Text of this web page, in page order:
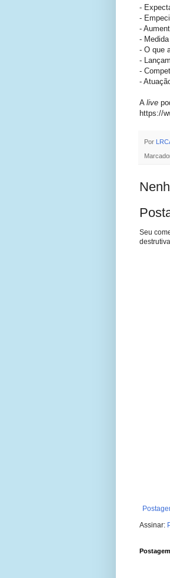
-
-
-
-
- O que
-
-
-
A live
https://
Por
Seu
Assinar: